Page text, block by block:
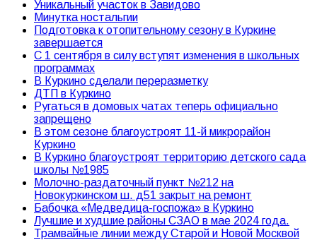
Уникальный участок в Завидово
Минутка ностальгии
Подготовка к отопительному сезону в Куркине
завершается
С 1 сентября в силу вступят изменения в школьных
программах
В Куркино сделали переразметку
ДТП в Куркино
Ругаться в домовых чатах теперь официально
запрещено
В этом сезоне благоустроят 11-й микрорайон
Куркино
В Куркино благоустроят территорию детского сада
школы №1985
Молочно-раздаточный пункт №212 на
Новокуркинском ш. д51 закрыт на ремонт
Бабочка «Медведица-госпожа» в Куркино
Лучшие и худшие районы СЗАО в мае 2024 года.
Трамвайные линии между Старой и Новой Москвой